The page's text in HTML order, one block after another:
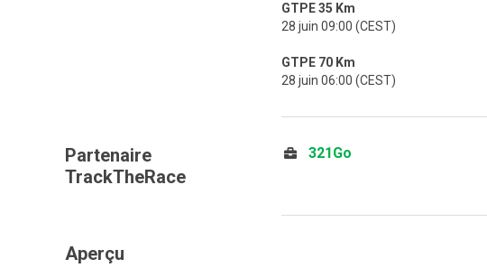
GTPE 35 Km
28 juin 09:00 (CEST)
GTPE 70 Km
28 juin 06:00 (CEST)
Partenaire
TrackTheRace
321Go
Aperçu